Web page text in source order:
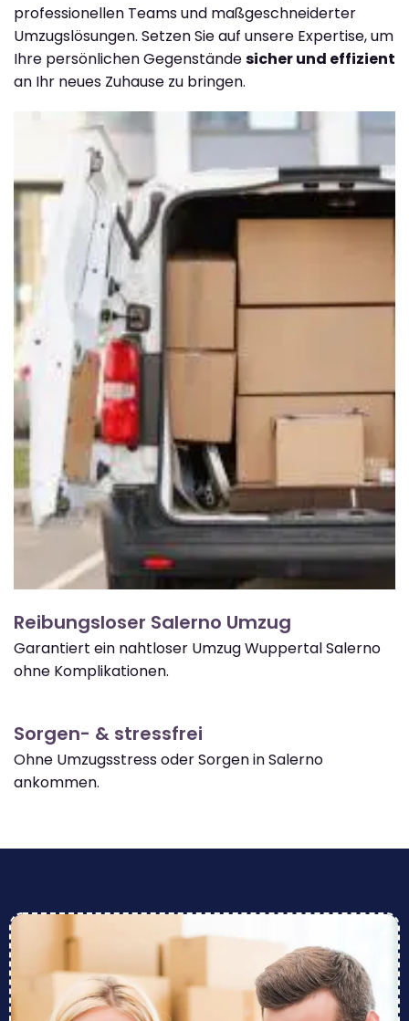
professionellen Teams und maßgeschneiderter
Umzugslösungen. Setzen Sie auf unsere Expertise, um
Ihre persönlichen Gegenständesicher und effizient
an Ihr neues Zuhause zu bringen.
Reibungsloser Salerno Umzug
Garantiert ein nahtloser Umzug Wuppertal Salerno
ohne Komplikationen.
Sorgen- & stressfrei
Ohne Umzugsstress oder Sorgen in Salerno
ankommen.